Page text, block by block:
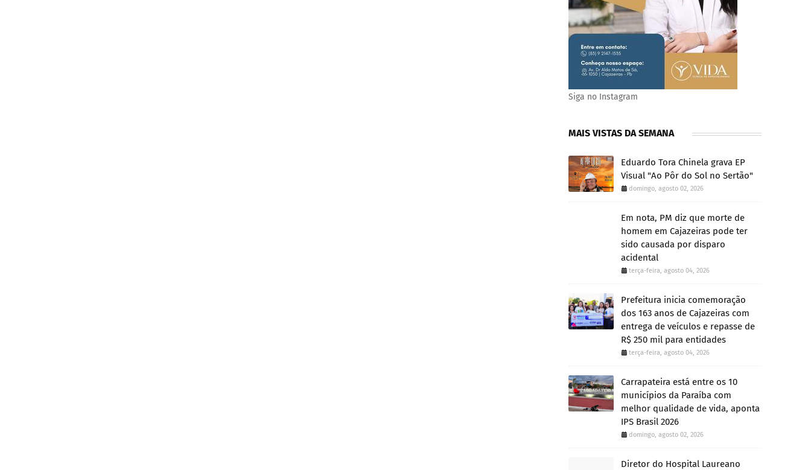
Siga no Instagram
MAIS VISTAS DA SEMANA
Eduardo Tora Chinela grava EP
Visual "Ao Pôr do Sol no Sertão"
domingo, agosto 02, 2026
Em nota, PM diz que morte de
homem em Cajazeiras pode ter
sido causada por disparo
acidental
terça-feira, agosto 04, 2026
Prefeitura inicia comemoração
dos 163 anos de Cajazeiras com
entrega de veículos e repasse de
R$ 250 mil para entidades
terça-feira, agosto 04, 2026
Carrapateira está entre os 10
municípios da Paraíba com
melhor qualidade de vida, aponta
IPS Brasil 2026
domingo, agosto 02, 2026
Diretor do Hospital Laureano